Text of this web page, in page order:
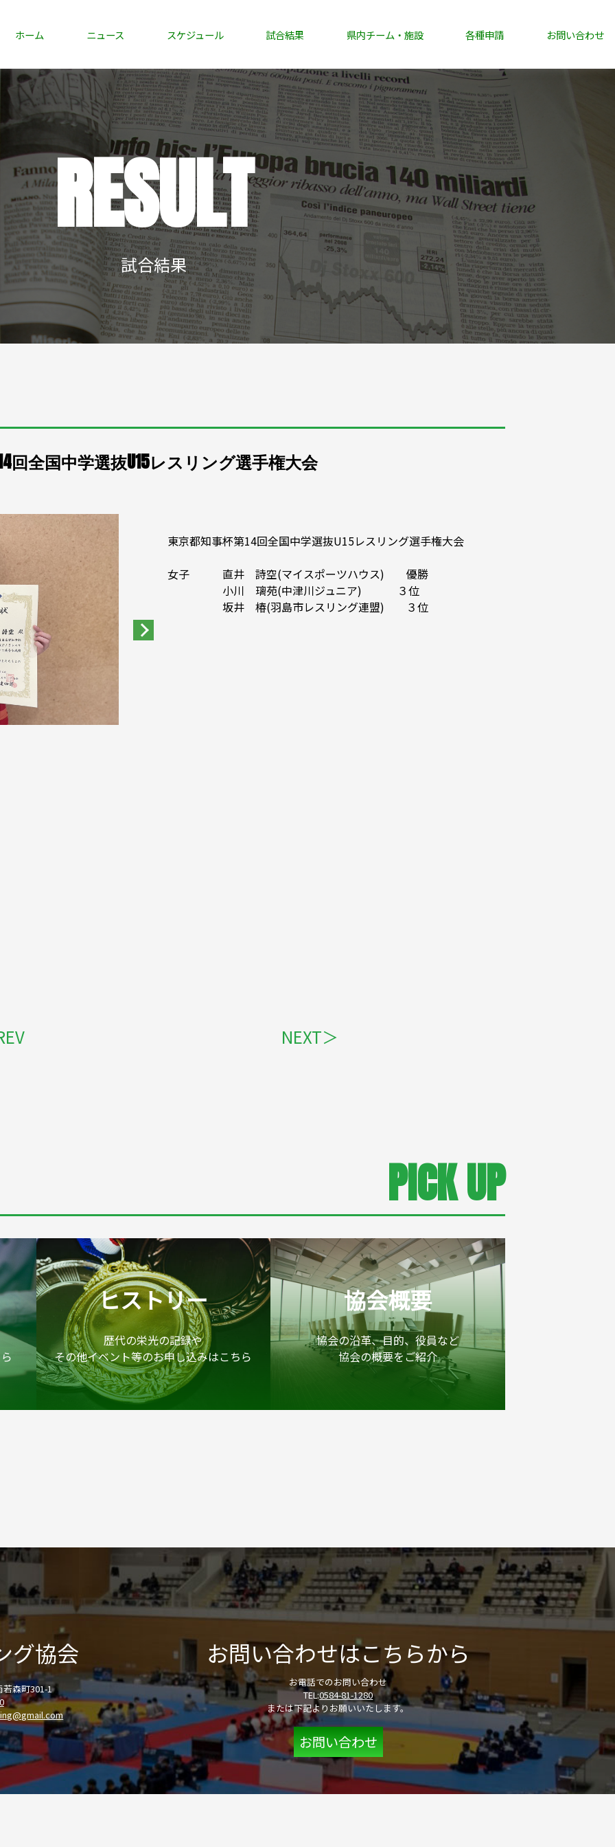
ホーム ニュース スケジュール 試合結果 県内チーム・施設 各種申請 お問い合わせ
RESULT
試合結果
回全国中学選抜U15レスリング選手権大会
東京都知事杯第14回全国中学選抜U15レスリング選手権大会
女子 直井 詩空(マイスポーツハウス) 優勝
小川 璃苑(中津川ジュニア) ３位
NEXT＞
PICK UP
ヒストリー
歴代の栄光の記録や
その他イベント等のお申し込みはこちら
協会概要
協会の沿革、目的、役員など
協会の概要をご紹介
グ協会
森町301-1
お問い合わせはこちらから
お電話でのお問い合わせ
TEL:0584-81-1280
または下記よりお願いいたします。
お問い合わせ